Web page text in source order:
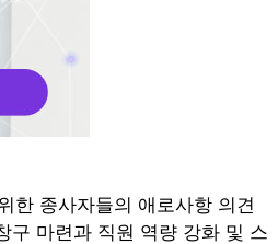
한 종사자들의 애로사항 의견
구 마련과 직원 역량 강화 및 스